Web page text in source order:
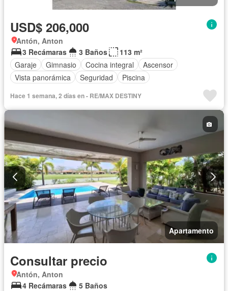
USD$ 206,000
Antón, Anton
3 Recámaras
3 Baños
113 m²
Garaje
Gimnasio Cocina integral
Ascensor
Vista panorámica
Seguridad Piscina
Hace 1 semana, 2 días en - RE/MAX DESTINY
Apartamento
Consultar precio
Antón, Anton
4 Recámaras
5 Baños